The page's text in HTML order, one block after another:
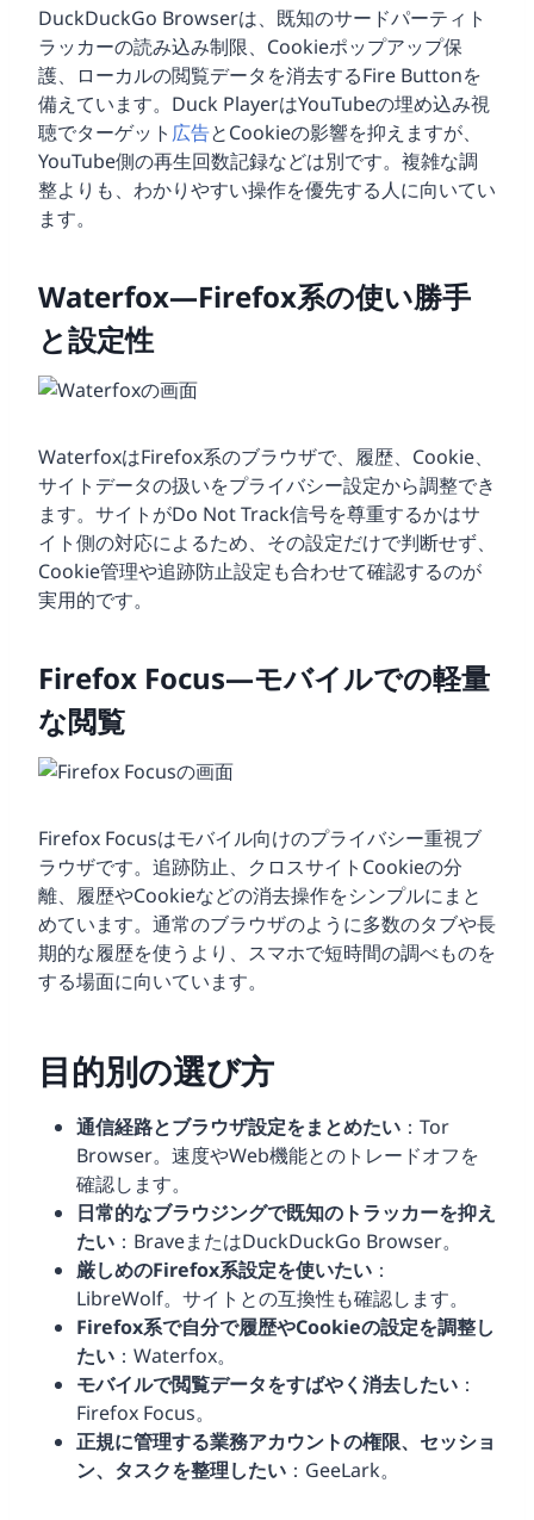
DuckDuckGo Browserは、既知のサードパーティト
ラッカーの読み込み制限、Cookieポップアップ保
護、ローカルの閲覧データを消去するFire Buttonを
備えています。Duck PlayerはYouTubeの埋め込み視
聴でターゲット 広告とCookieの影響を抑えますが、
YouTube側の再生回数記録などは別です。複雑な調
整よりも、わかりやすい操作を優先する人に向いてい
ます。
Waterfox—Firefox系の使い勝手
と設定性
WaterfoxはFirefox系のブラウザで、履歴、Cookie、
サイトデータの扱いをプライバシー設定から調整でき
ます。サイトがDo Not Track信号を尊重するかはサ
イト側の対応によるため、その設定だけで判断せず、
Cookie管理や追跡防止設定も合わせて確認するのが
実用的です。
Firefox Focus—モバイルでの軽量
な閲覧
Firefox Focusはモバイル向けのプライバシー重視ブ
ラウザです。追跡防止、クロスサイトCookieの分
離、履歴やCookieなどの消去操作をシンプルにまと
めています。通常のブラウザのように多数のタブや長
期的な履歴を使うより、スマホで短時間の調べものを
する場面に向いています。
目的別の選び方
通信経路とブラウザ設定をまとめたい ：Tor
Browser。速度やWeb機能とのトレードオフを
確認します。
日常的なブラウジングで既知のトラッカーを抑え
たい ：BraveまたはDuckDuckGo Browser。
厳しめのFirefox系設定を使いたい ：
LibreWolf。サイトとの互換性も確認します。
Firefox系で自分で履歴やCookieの設定を調整し
たい ：Waterfox。
モバイルで閲覧データをすばやく消去したい ：
Firefox Focus。
正規に管理する業務アカウントの権限、セッショ
ン、タスクを整理したい ：GeeLark。